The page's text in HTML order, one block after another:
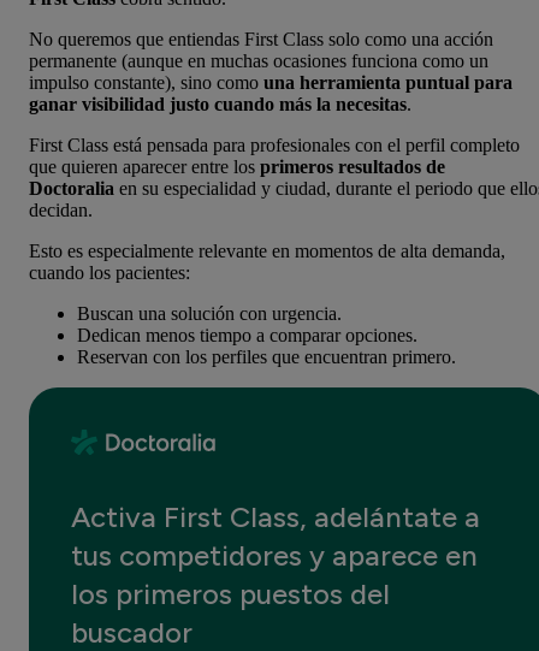
No queremos que entiendas First Class solo como una acción
permanente (aunque en muchas ocasiones funciona como un
impulso constante), sino como una herramienta puntual para
ganar visibilidad justo cuando más la necesitas.
First Class está pensada para profesionales con el perfil completo
que quieren aparecer entre los primeros resultados de
Doctoralia en su especialidad y ciudad, durante el periodo que
decidan.
Esto es especialmente relevante en momentos de alta demanda,
cuando los pacientes:
Buscan una solución con urgencia.
Dedican menos tiempo a comparar opciones.
Reservan con los perfiles que encuentran primero.
Activa First Class, adelántate a
tus competidores y aparece en
los primeros puestos del
buscador